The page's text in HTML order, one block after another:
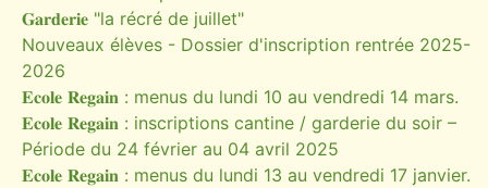
𝐆𝐚𝐫𝐝𝐞𝐫𝐢𝐞 "la récré de juillet"
Nouveaux élèves - Dossier d'inscription rentrée 2025-
2026
𝐄𝐜𝐨𝐥𝐞 𝐑𝐞𝐠𝐚𝐢𝐧 : menus du lundi 10 au vendredi 14 mars.
𝐄𝐜𝐨𝐥𝐞 𝐑𝐞𝐠𝐚𝐢𝐧 : inscriptions cantine / garderie du soir –
Période du 24 février au 04 avril 2025
𝐄𝐜𝐨𝐥𝐞 𝐑𝐞𝐠𝐚𝐢𝐧 : menus du lundi 13 au vendredi 17 janvier.